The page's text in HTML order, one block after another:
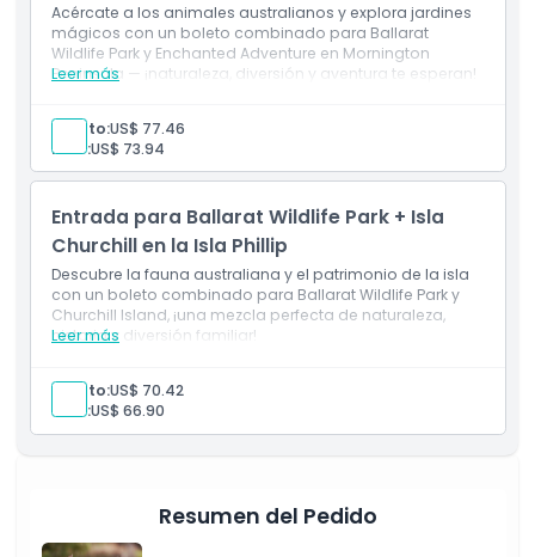
Acércate a los animales australianos y explora jardines
mágicos con un boleto combinado para Ballarat
Wildlife Park y Enchanted Adventure en Mornington
Peninsula — ¡naturaleza, diversión y aventura te esperan!
Leer más
Adulto:US$ 77.46
Niño:US$ 73.94
Entrada para Ballarat Wildlife Park + Isla
Churchill en la Isla Phillip
Descubre la fauna australiana y el patrimonio de la isla
con un boleto combinado para Ballarat Wildlife Park y
Churchill Island, ¡una mezcla perfecta de naturaleza,
historia y diversión familiar!
Leer más
Adulto:US$ 70.42
Niño:US$ 66.90
Resumen del Pedido